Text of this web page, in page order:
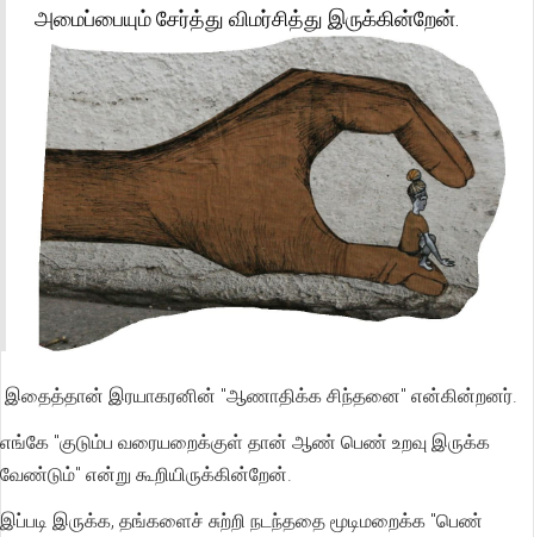
அமைப்பையும் சேர்த்து விமர்சித்து இருக்கின்றேன்.
இதைத்தான் இரயாகரனின் "ஆணாதிக்க சிந்தனை" என்கின்றனர்.
எங்கே "குடும்ப வரையறைக்குள் தான் ஆண் பெண் உறவு இருக்க
வேண்டும்" என்று கூறியிருக்கின்றேன்.
இப்படி இருக்க, தங்களைச் சுற்றி நடந்ததை மூடிமறைக்க "பெண்